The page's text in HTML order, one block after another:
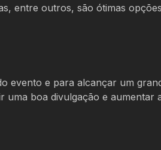
entre outros, são ótimas
evento e para alcançar um
boa divulgação e aumentar